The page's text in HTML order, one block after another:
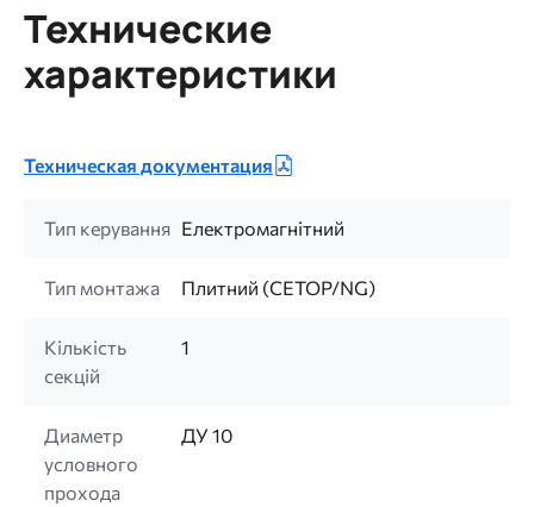
Технические
характеристики
Техническая документация
Тип керування Електромагнітний
Тип монтажа Плитний (CETOP/NG)
Кількість
секцій
1
Диаметр
условного
прохода
ДУ 10